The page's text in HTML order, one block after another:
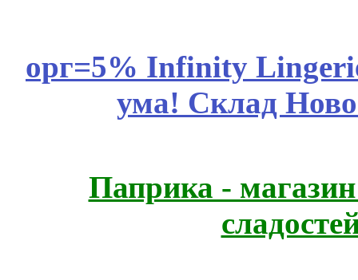
орг=5% Infinity
ума! Склад
Паприка -